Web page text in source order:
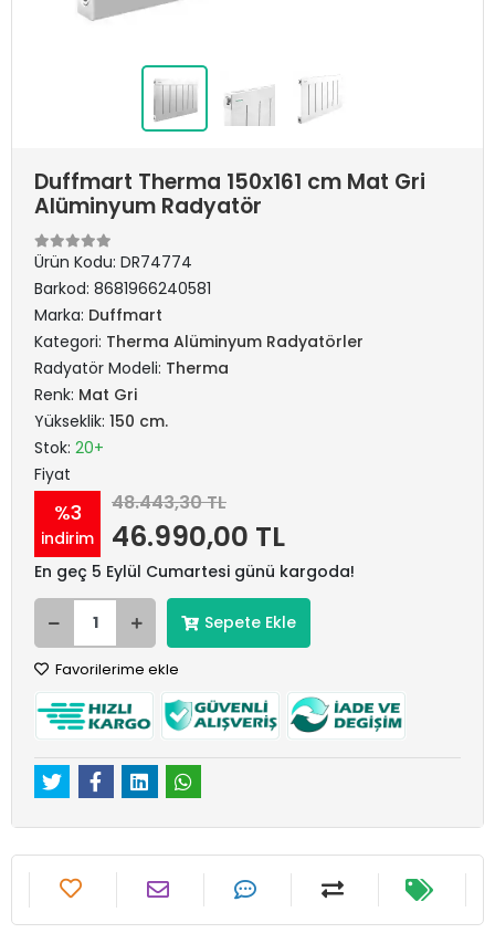
Duffmart Therma 150x161 cm Mat Gri
Alüminyum Radyatör
Ürün Kodu: DR74774
Barkod: 8681966240581
Marka: Duffmart
Kategori: Therma Alüminyum Radyatörler
Radyatör Modeli: Therma
Renk: Mat Gri
Yükseklik: 150 cm.
Stok: 20+
Fiyat
%3
indirim
48.443,30 TL
46.990,00 TL
En geç 5 Eylül Cumartesi günü kargoda!
Sepete Ekle
Favorilerime ekle